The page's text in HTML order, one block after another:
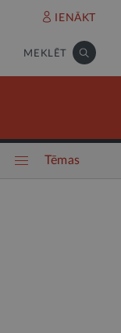
IENĀKT
MEKLĒT
Tēmas